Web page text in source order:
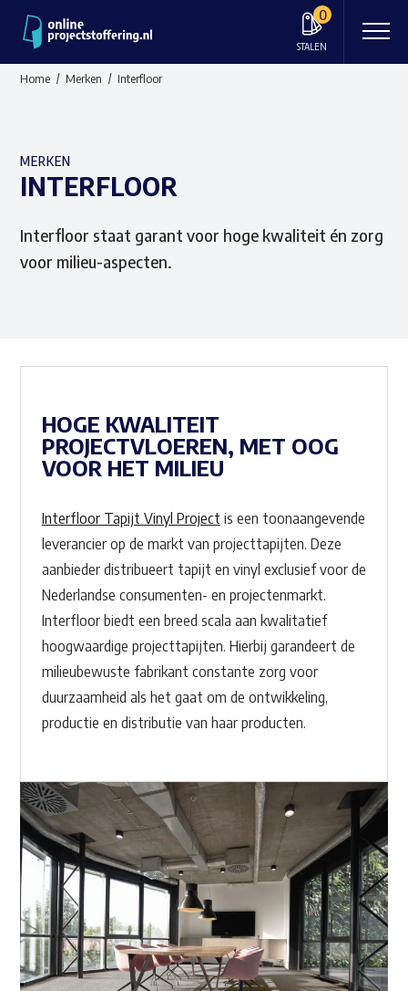
0
STALEN
Home Merken Interfloor
MERKEN
INTERFLOOR
Interfloor staat garant voor hoge kwaliteit én zorg
voor milieu-aspecten.
HOGE KWALITEIT
PROJECTVLOEREN, MET OOG
VOOR HET MILIEU
Interfloor Tapijt Vinyl Project is een toonaangevende
leverancier op de markt van projecttapijten. Deze
aanbieder distribueert tapijt en vinyl exclusief voor de
Nederlandse consumenten- en projectenmarkt.
Interfloor biedt een breed scala aan kwalitatief
hoogwaardige projecttapijten. Hierbij garandeert de
milieubewuste fabrikant constante zorg voor
duurzaamheid als het gaat om de ontwikkeling,
productie en distributie van haar producten.